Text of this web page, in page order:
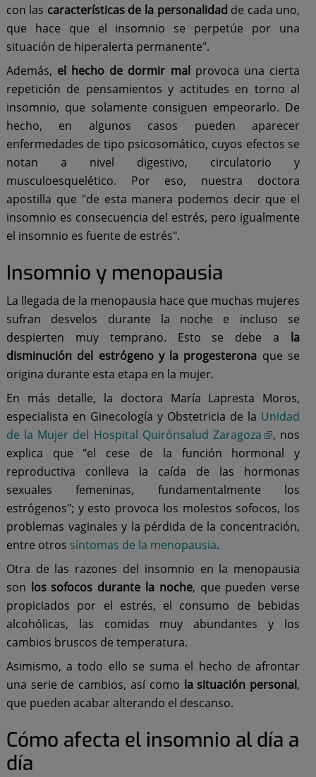
con las características de la personalidad de cada uno,
que hace que el insomnio se perpetúe por una
situación de hiperalerta permanente".
Además, el hecho de dormir mal provoca una cierta
repetición de pensamientos y actitudes en torno al
insomnio, que solamente consiguen empeorarlo. De
hecho, en algunos casos pueden aparecer
enfermedades de tipo psicosomático, cuyos efectos se
notan a nivel digestivo, circulatorio y
musculoesquelético. Por eso, nuestra doctora
apostilla que "de esta manera podemos decir que el
insomnio es consecuencia del estrés, pero igualmente
el insomnio es fuente de estrés".
Insomnio y menopausia
La llegada de la menopausia hace que muchas mujeres
sufran desvelos durante la noche e incluso se
despierten muy temprano. Esto se debe a la
disminución del estrógeno y la progesterona que se
origina durante esta etapa en la mujer.
En más detalle, la doctora María Lapresta Moros,
especialista en Ginecología y Obstetricia de la Unidad
de la Mujer del Hospital Quirónsalud Zaragoza
, nos
explica que "el cese de la función hormonal y
reproductiva conlleva la caída de las hormonas
sexuales femeninas, fundamentalmente los
estrógenos"; y esto provoca los molestos sofocos, los
problemas vaginales y la pérdida de la concentración,
entre otros síntomas de la menopausia.
Otra de las razones del insomnio en la menopausia
son los sofocos durante la noche, que pueden verse
propiciados por el estrés, el consumo de bebidas
alcohólicas, las comidas muy abundantes y los
cambios bruscos de temperatura.
Asimismo, a todo ello se suma el hecho de afrontar
una serie de cambios, así como la situación personal,
que pueden acabar alterando el descanso.
Cómo afecta el insomnio al día a
día